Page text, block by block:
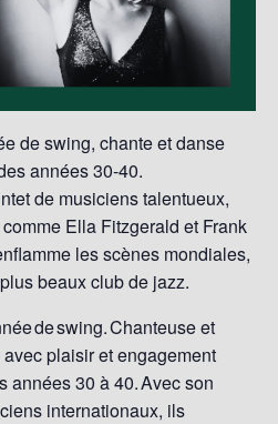
de swing, chante et danse
années 30-40.
de musiciens talentueux,
Ella Fitzgerald et Frank
les scènes mondiales,
beaux club de jazz.
de swing. Chanteuse et
plaisir et engagement
années 30 à 40. Avec son
internationaux, ils